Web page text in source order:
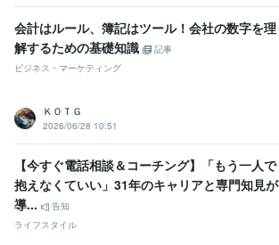
会計はルール、簿記はツール！会社の数字を理
解するための基礎知識
記事
ビジネス・マーケティング
ＫＯＴＧ
2026/06/28 10:51
【今すぐ電話相談＆コーチング】「もう一人で
抱えなくていい」31年のキャリアと専門知見が
導...
告知
ライフスタイル